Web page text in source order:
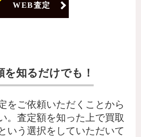
WEB査定
を知るだけでも！
をご依頼いただくことから
。査定額を知った上で買取
いう選択をしていただいて